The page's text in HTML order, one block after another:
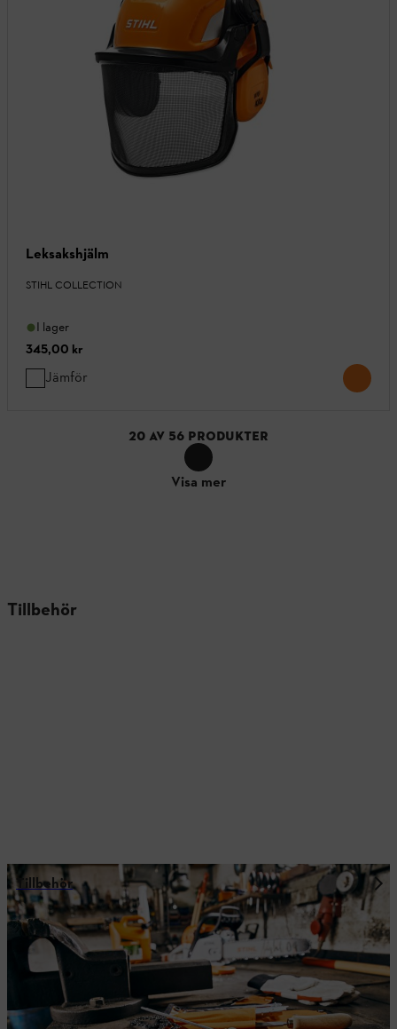
Leksakshjälm
STIHL COLLECTION
I lager
345,00 kr
Jämför
20 AV 56 PRODUKTER
Visa mer
Tillbehör
Tillbehör